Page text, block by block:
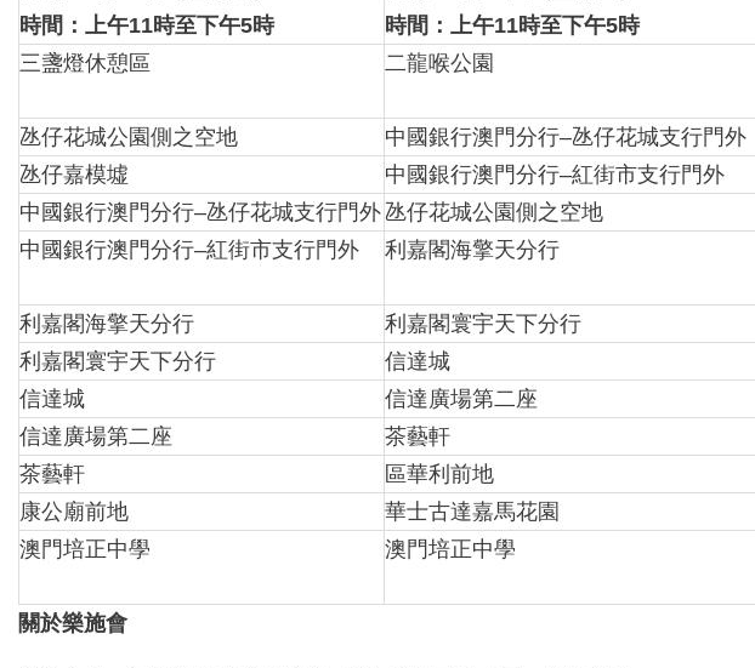
時間：上午11時至下午5時
時間：上午11時至下午5時
三盞燈休憩區
二龍喉公園
氹仔花城公園側之空地
中國銀行澳門分行–氹仔花城支行門外
氹仔嘉模墟
中國銀行澳門分行–紅街市支行門外
中國銀行澳門分行–氹仔花城支行門外 氹仔花城公園側之空地
中國銀行澳門分行–紅街市支行門外
利嘉閣海擎天分行
利嘉閣海擎天分行
利嘉閣寰宇天下分行
利嘉閣寰宇天下分行
信達城
信達城
信達廣場第二座
信達廣場第二座
茶藝軒
茶藝軒
區華利前地
康公廟前地
華士古達嘉馬花園
澳門培正中學
澳門培正中學
關於樂施會